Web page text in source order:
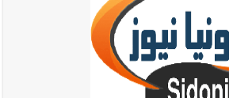
تهنئ نادي الأهلي صيدا بإحرازه بطولة لبنان
الرابع على التوالي